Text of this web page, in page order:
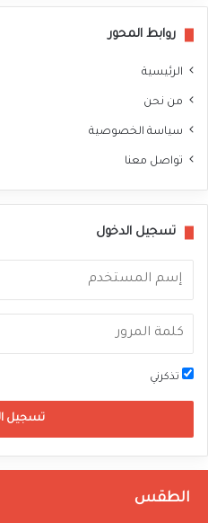
روابط المحور
الرئيسية
من نحن
سياسة الخصوصية
تواصل معنا
تسجيل الدخول
تذكرني
تسجيل
الطقس